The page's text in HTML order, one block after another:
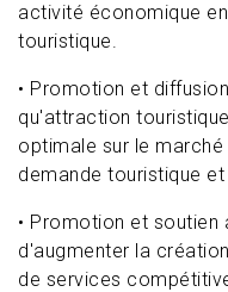
activité économique
touristique.
• Promotion et
qu'attraction
optimale sur le
demande touristique
• Promotion et soutien
d'augmenter la
de services